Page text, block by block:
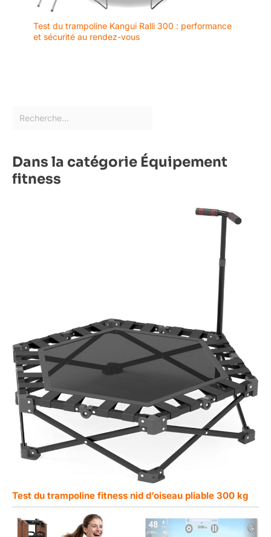
Test du trampoline Kangui Ralli 300 : performance
et sécurité au rendez-vous
Dans la catégorie Équipement
fitness
Test du trampoline fitness nid d’oiseau pliable 300 kg